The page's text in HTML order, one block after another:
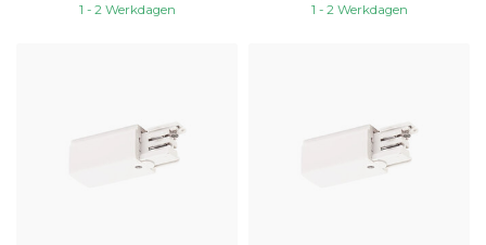
1 - 2 Werkdagen
1 - 2 Werkdagen